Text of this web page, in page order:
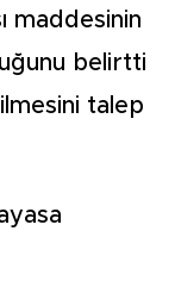
maddesinin
belirtti
talep